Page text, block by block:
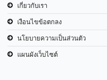
เกี่ยวกับเรา
เงือนไขข้อตกลง
นโยบายความเป็นส่วนตัว
แผนผังเว็บไซต์